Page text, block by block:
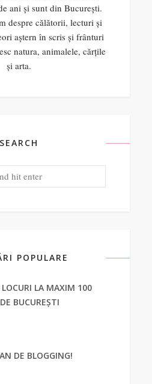
ani și sunt din București.
despre călătorii, lecturi și
aștern în scris și frânturi
natura, animalele, cărțile
și arta.
SEARCH
POPULARE
LA MAXIM 100
BUCUREȘTI
DE BLOGGING!